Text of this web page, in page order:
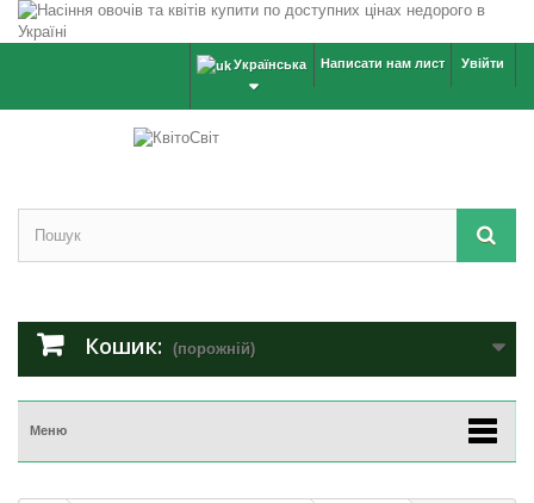
Увійти
Написати нам лист
Українська
Кошик: (порожній)
Меню